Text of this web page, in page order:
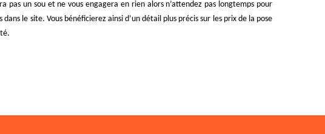
un sou et ne vous engagera en rien alors n’attendez pas longtemps pour
le site. Vous bénéficierez ainsi d’un détail plus précis sur les prix de la pose